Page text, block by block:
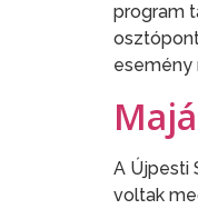
program
esemény
A Újpesti
voltak